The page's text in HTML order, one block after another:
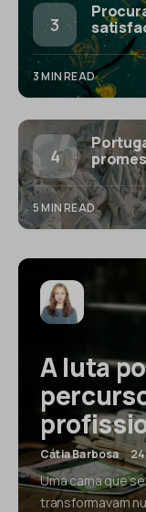
3 MIN READ
5 MIN READ
A luta
Cátia Barbosa
Uma cama que
transformavam